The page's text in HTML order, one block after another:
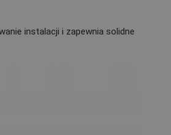
instalacji i zapewnia solidne